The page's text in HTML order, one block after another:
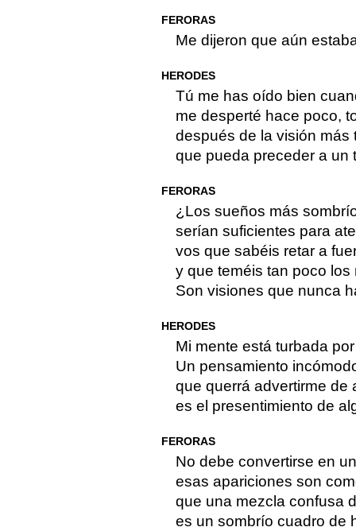
FERORAS
Me dijeron que aún
HERODES
Tú me has oído bien
me desperté hace poco,
después de la visión más
que pueda preceder a un
FERORAS
¿Los sueños más
serían suficientes para
vos que sabéis retar a
y que teméis tan poco
Son visiones que nunca
HERODES
Mi mente está turbada
Un pensamiento
que querrá advertirme de
es el presentimiento de
FERORAS
No debe convertirse en
esas apariciones son
que una mezcla confusa
es un sombrío cuadro de